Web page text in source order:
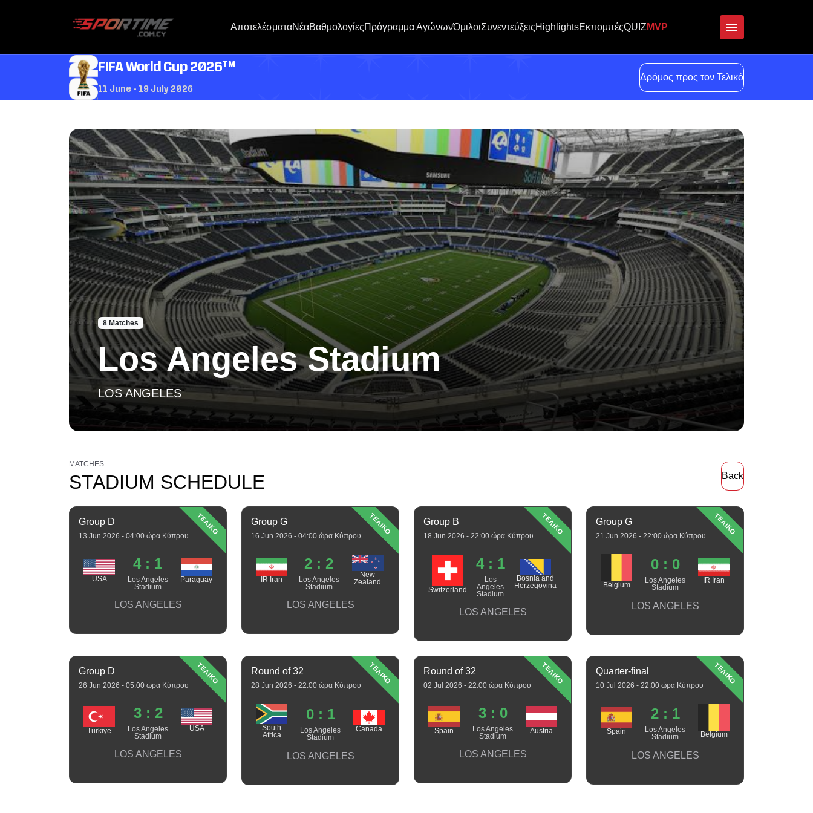
ΑποτελέσματαΝέαΒαθμολογίεςΠρόγραμμα ΑγώνωνΌμιλοιΣυνεντεύξειςHighlightsΕκπομπέςQUIZ MVP
FIFA World Cup 2026TM
11 June - 19 July 2026
Δρόμος προς τον Τελικό
8 Matches
Los Angeles Stadium
LOS ANGELES
MATCHES
STADIUM SCHEDULE Back
ΤΕΛΙΚΟ
Group D
13 Jun 2026 - 04:00 ώρα Κύπρου
USA
4 : 1
Los Angeles
Stadium
Paraguay
LOS ANGELES
ΤΕΛΙΚΟ
Group G
16 Jun 2026 - 04:00 ώρα Κύπρου
IR Iran
2 : 2
Los Angeles
Stadium
New
Zealand
LOS ANGELES
ΤΕΛΙΚΟ
Group B
18 Jun 2026 - 22:00 ώρα Κύπρου
Switzerland
4 : 1
Los
Angeles
Stadium
Bosnia and
Herzegovina
LOS ANGELES
ΤΕΛΙΚΟ
Group G
21 Jun 2026 - 22:00 ώρα Κύπρου
Belgium
0 : 0
Los Angeles
Stadium
IR Iran
LOS ANGELES
ΤΕΛΙΚΟ
Group D
26 Jun 2026 - 05:00 ώρα Κύπρου
Türkiye
3 : 2
Los Angeles
Stadium
USA
LOS ANGELES
ΤΕΛΙΚΟ
Round of 32
28 Jun 2026 - 22:00 ώρα Κύπρου
South
Africa
0 : 1
Los Angeles
Stadium
Canada
LOS ANGELES
ΤΕΛΙΚΟ
Round of 32
02 Jul 2026 - 22:00 ώρα Κύπρου
Spain
3 : 0
Los Angeles
Stadium
Austria
LOS ANGELES
ΤΕΛΙΚΟ
Quarter-final
10 Jul 2026 - 22:00 ώρα Κύπρου
Spain
2 : 1
Los Angeles
Stadium
Belgium
LOS ANGELES